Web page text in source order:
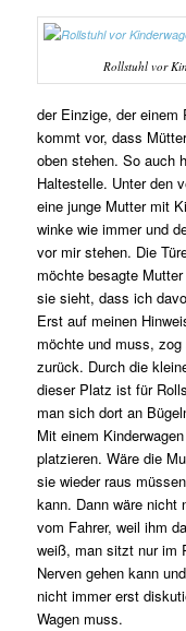
Rollstuhl vor
der Einzige, der einem
kommt vor, dass
oben stehen. So auch
Haltestelle. Unter den
eine junge Mutter mit
winke wie immer und
vor mir stehen. Die
möchte besagte
sie sieht, dass ich
Erst auf meinen
möchte und muss,
zurück. Durch die
dieser Platz ist für
man sich dort an
Mit einem
platzieren. Wäre die
sie wieder raus
kann. Dann wäre nicht
vom Fahrer, weil ihm
weiß, man sitzt nur im
Nerven gehen kann
nicht immer erst
Wagen muss.